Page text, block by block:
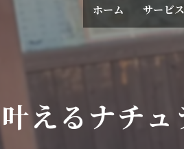
ホーム サービス
えるナチ